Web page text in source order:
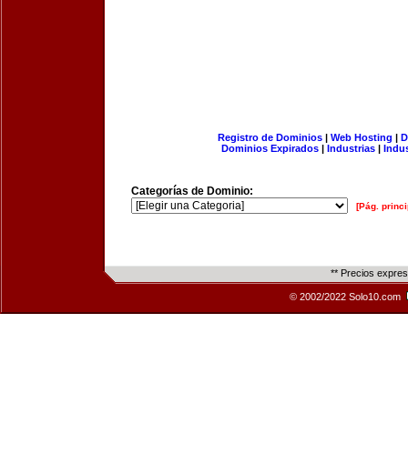
Registro de Dominios| Web Hosting |
Dominios Expirados | Industrias |
Categorías de Dominio:
[Pág.
** Precios
© 2002/2022 Solo10.com